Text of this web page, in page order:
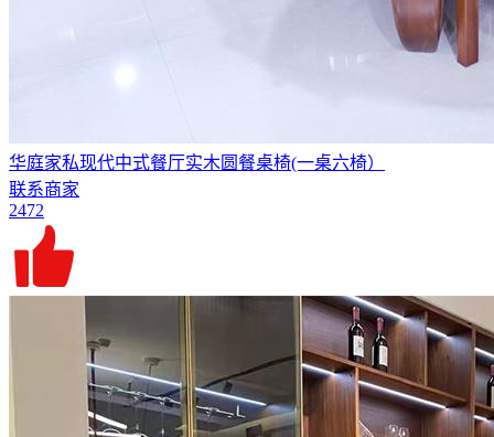
华庭家私现代中式餐厅实木圆餐桌椅(一桌六椅）
联系商家
2472